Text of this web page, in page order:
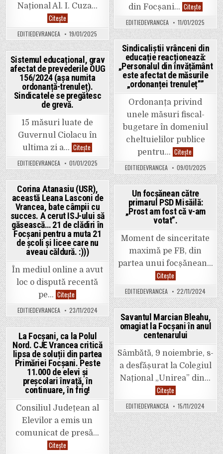
Național Al. I. Cuza…
CiteșteNoi
performanțe!
Echipele
AICitizens
(Colegiul
„Cuza”
Focșani)
și
CyberLIS76
(Liceul
Teoretic
„Ioan
Slavici”
Panciu)
s-
au
calificat
la
faza
națională
a
concursului
First
Tech
Challenge
EDITIEDEVRANCEA 19/01/2025
din Focșani… Citește
de
robotică
„Dive
into
un
al
inovației
și
educației
Focșani
EDITIEDEVRANCEA 11/01/2025
Posted
in
Sindicaliștii vrânceni din
educație reacționează:
„Personalul din învățământ
este afectat de măsurile
„ordonanței trenuleț””
Ordonanța privind
unele măsuri fiscal-
bugetare în domeniul
cheltuielilor publice
pentru… Citește Sindicaliștii
vrânceni
din
educație
„Personalul
din
învățământ
este
afectat
de
„ordonanței
trenuleț””
EDITIEDEVRANCEA 09/01/2025
Posted
in
Sistemul educațional, grav
afectat de prevederile OUG
156/2024 (așa numita
ordonanță-trenuleț).
Sindicatele se pregătesc
de grevă.
15 măsuri luate de
Guvernul Ciolacu în
ultima zi a… Citește Sistemul
educațional,
grav
afectat
de
prevederile
OUG
156/2024
(așa
numita
ordonanță-
trenuleț).
Sindicatele
se
pregătesc
de
EDITIEDEVRANCEA 01/01/2025
Posted
in
Corina Atanasiu (USR),
această Leana Lasconi de
Vrancea, bate câmpii cu
succes. A cerut ISJ-ului să
găsească… 21 de clădiri în
Focșani pentru a muta 21
de școli și licee care nu
aveau căldură. :)))
În mediul online a avut
loc o dispută recentă
pe… Citește
Atanasiu
(USR),
această
Leana
Lasconi
de
Vrancea,
bate
câmpii
cu
succes.
A
cerut
ISJ-
ului
să
găsească…
21
de
clădiri
în
Focșani
EDITIEDEVRANCEA 23/11/2024
Posted
in
Un focșănean către
primarul PSD Misăilă:
„Prost am fost că v-am
votat”.
Moment de sinceritate
maximă pe FB, din
partea unui focșănean…
CiteșteUn
focșănean
către
primarul
PSD
Misăilă:
„Prost
am
fost
că
v-
am
votat”.
EDITIEDEVRANCEA 22/11/2024
Posted
Savantul Marcian Bleahu,
omagiat la Focșani în anul
centenarului
Sâmbătă, 9 noiembrie, s-
a desfășurat la Colegiul
Național „Unirea” din…
CiteșteSavantul
Marcian
Bleahu,
omagiat
la
Focșani
în
anul
centenarului
EDITIEDEVRANCEA 15/11/2024
Posted
in
La Focșani, ca la Polul
Nord. CJE Vrancea critică
lipsa de soluții din partea
Primăriei Focșani. Peste
11.000 de elevi și
preșcolari învață, în
continuare, în frig!
Consiliul Județean al
Elevilor a emis un
comunicat de presă…
CiteșteLa
Focșani,